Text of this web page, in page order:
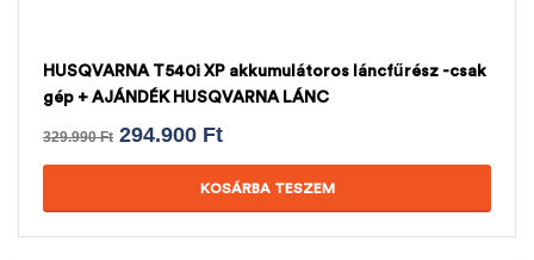
HUSQVARNA T540i XP akkumulátoros láncfűrész -csak
gép + AJÁNDÉK HUSQVARNA LÁNC
329.990Ft 294.900 Ft
KOSÁRBA TESZEM